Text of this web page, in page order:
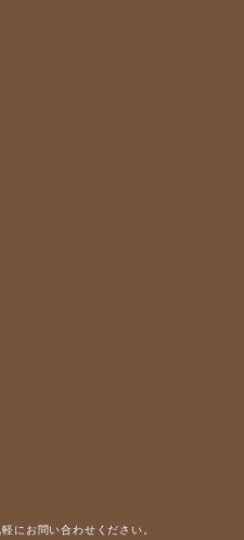
にお問い合わせください。